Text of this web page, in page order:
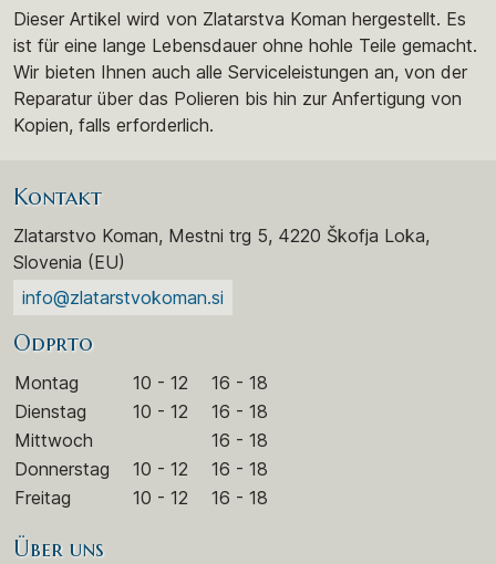
Dieser Artikel wird von Zlatarstva Koman hergestellt. Es
ist für eine lange Lebensdauer ohne hohle Teile gemacht.
Wir bieten Ihnen auch alle Serviceleistungen an, von der
Reparatur über das Polieren bis hin zur Anfertigung von
Kopien, falls erforderlich.
Kontakt
Zlatarstvo Koman, Mestni trg 5, 4220 Škofja Loka,
Slovenia (EU)
info@zlatarstvokoman.si
Odprto
Montag 10 - 12
16 - 18
Dienstag
10 - 12
16 - 18
Mittwoch
16 - 18
Donnerstag
10 - 12
16 - 18
Freitag
10 - 12 16 - 18
Über uns